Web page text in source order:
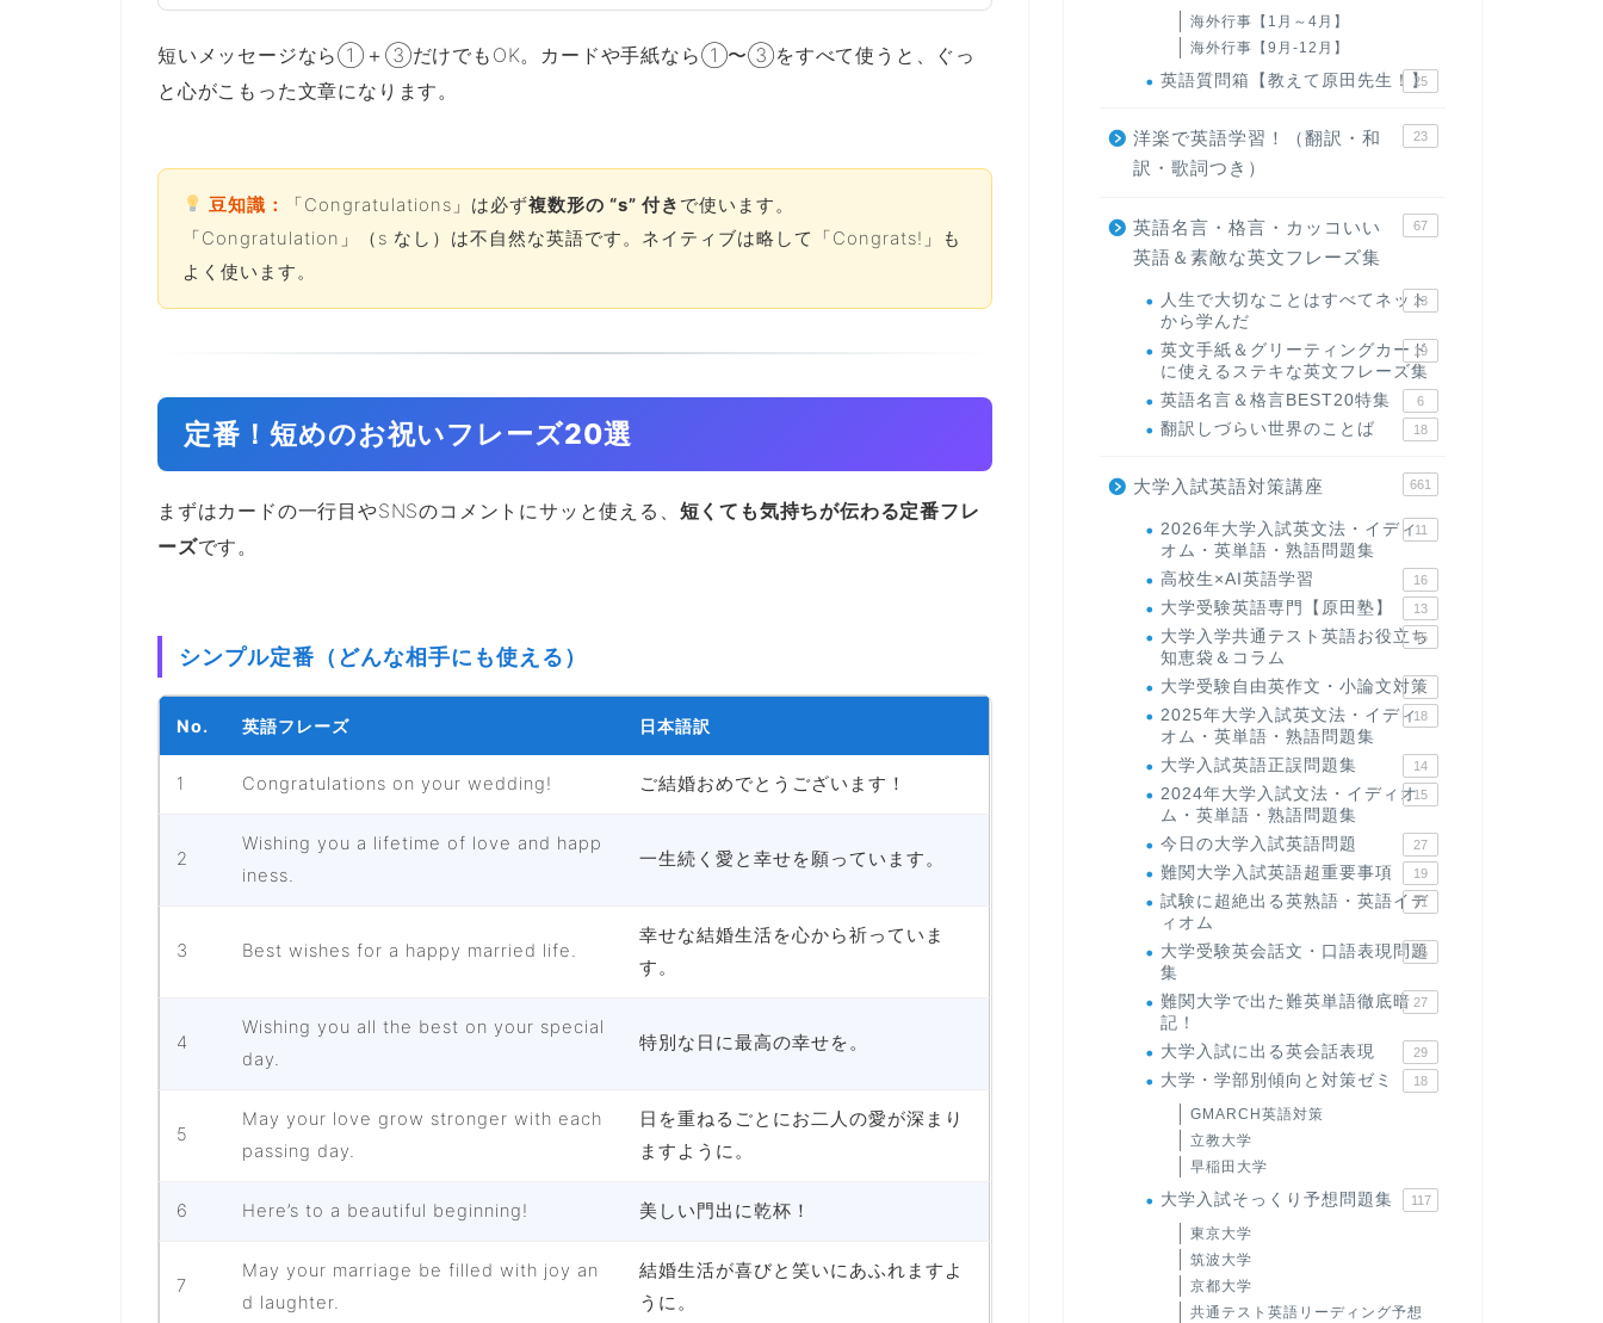
短いメッセージなら①＋③だけでもOK。カードや手紙なら①〜③をすべて使うと、ぐっ
と心がこもった文章になります。
豆知識： 「Congratulations」は必ず複数形の “s” 付き で使います。
「Congratulation」（s なし）は不自然な英語です。ネイティブは略して「Congrats!」も
よく使います。
定番！短めのお祝いフレーズ20選
まずはカードの一行目やSNSのコメントにサッと使える、 短くても気持ちが伝わる定番フレ
ーズです。
シンプル定番（どんな相手にも使える）
No. 英語フレーズ 日本語訳
1 Congratulations on your wedding! ご結婚おめでとうございます！
2
Wishing you a lifetime of love and happ
iness.
一生続く愛と幸せを願っています。
3 Best wishes for a happy married life.
幸せな結婚生活を心から祈っていま
す。
4
Wishing you all the best on your special
day.
特別な日に最高の幸せを。
5
May your love grow stronger with each
passing day.
日を重ねるごとにお二人の愛が深まり
ますように。
6 Here’s to a beautiful beginning! 美しい門出に乾杯！
7
May your marriage be filled with joy an
d laughter.
結婚生活が喜びと笑いにあふれますよ
うに。
海外行事【1月～4月】
海外行事【9月-12月】
英語質問箱【教えて原田先生！】
25
洋楽で英語学習！（翻訳・和
訳・歌詞つき）
23
英語名言・格言・カッコいい
英語＆素敵な英文フレーズ集
67
人生で大切なことはすべてネット
から学んだ
23
英文手紙＆グリーティングカード
に使えるステキな英文フレーズ集
19
英語名言＆格言BEST20特集 6
翻訳しづらい世界のことば 18
大学入試英語対策講座 661
2026年大学入試英文法・イディ
オム・英単語・熟語問題集
11
高校生×AI英語学習 16
大学受験英語専門【原田塾】 13
大学入学共通テスト英語お役立ち
知恵袋＆コラム
45
大学受験自由英作文・小論文対策
8
2025年大学入試英文法・イディ
オム・英単語・熟語問題集
18
大学入試英語正誤問題集 14
2024年大学入試文法・イディオ
ム・英単語・熟語問題集
15
今日の大学入試英語問題 27
難関大学入試英語超重要事項 19
試験に超絶出る英熟語・英語イデ
ィオム
71
大学受験英会話文・口語表現問題
集
35
難関大学で出た難英単語徹底暗
記！
27
大学入試に出る英会話表現 29
大学・学部別傾向と対策ゼミ 18
GMARCH英語対策
立教大学
早稲田大学
大学入試そっくり予想問題集 117
東京大学
筑波大学
京都大学
共通テスト英語リーディング予想